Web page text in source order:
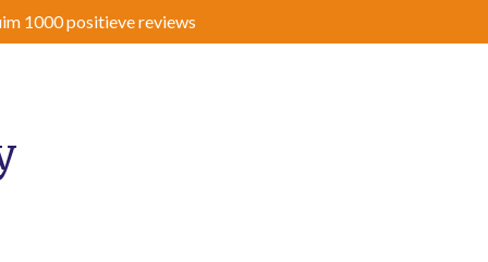
1000 positieve reviews